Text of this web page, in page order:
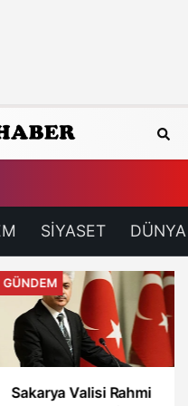
SİYASET DÜNYA
GÜNDEM
Sakarya Valisi Rahmi